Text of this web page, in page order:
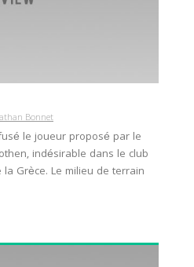
Bonnet
le joueur proposé par le
indésirable dans le club
Grèce. Le milieu de terrain